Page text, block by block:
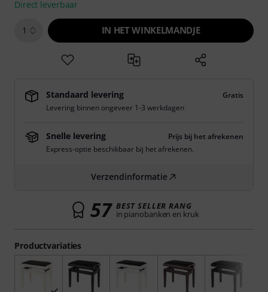
Productvariaties
Direct leverbaar
1 IN HET WINKELMANDJE
Standaard levering
Gratis
Levering binnen ongeveer 1-3 werkdagen
Snelle levering
Prijs bij het afrekenen
Express-optie beschikbaar bij het afrekenen.
Verzendinformatie
57 BEST SELLER RANG
in pianobanken en kruk